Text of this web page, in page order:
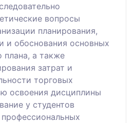
вопросы
планирования,
и обоснования основных
плана, а также
затрат и
торговых
освоения дисциплины
у студентов